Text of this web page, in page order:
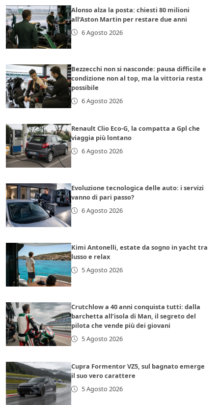
Alonso alza la posta: chiesti 80 milioni
all’Aston Martin per restare due anni
6 Agosto 2026
Bezzecchi non si nasconde: pausa difficile e
condizione non al top, ma la vittoria resta
possibile
6 Agosto 2026
Renault Clio Eco-G, la compatta a Gpl che
viaggia più lontano
6 Agosto 2026
Evoluzione tecnologica delle auto: i servizi
vanno di pari passo?
6 Agosto 2026
Kimi Antonelli, estate da sogno in yacht tra
lusso e relax
5 Agosto 2026
Crutchlow a 40 anni conquista tutti: dalla
barchetta all’isola di Man, il segreto del
pilota che vende più dei giovani
5 Agosto 2026
Cupra Formentor VZ5, sul bagnato emerge
il suo vero carattere
5 Agosto 2026